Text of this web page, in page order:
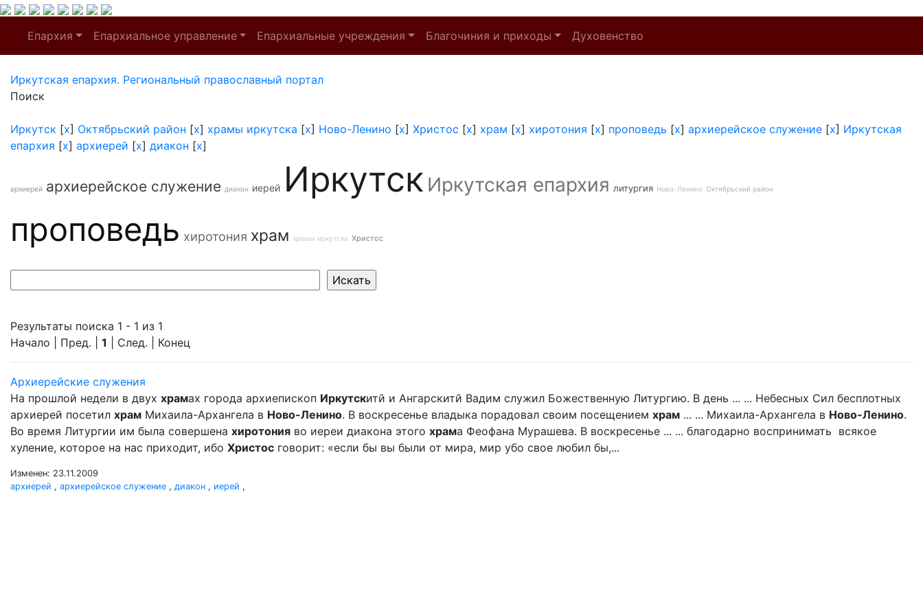
Епархия Епархиальное управление Епархиальные учреждения Благочиния и приходы Духовенство
Иркутская епархия. Региональный православный портал
Поиск
Иркутск [x] Октябрьский район [x] храмы иркутска [x] Ново-Ленино [x] Христос [x] храм [x] хиротония [x] проповедь [x] архиерейское служение [x] Иркутская
епархия [x] архиерей [x] диакон [x]
архиерей архиерейское служение диакон иерей Иркутск Иркутская епархия литургия Ново-Ленино Октябрьский район
проповедь хиротония храм храмы иркутска Христос
Результаты поиска 1 - 1 из 1
Начало | Пред. | 1 | След. | Конец
Архиерейские служения
На прошлой недели в двух храмах города архиепископ Иркутскитй и Ангарскитй Вадим служил Божественную Литургию. В день ... ... Небесных Сил бесплотных
архиерей посетил храм Михаила-Архангела в Ново-Ленино. В воскресенье владыка порадовал своим посещением храм ... ... Михаила-Архангела в Ново-Ленино.
Во время Литургии им была совершена хиротония во иереи диакона этого храма Феофана Мурашева. В воскресенье ... ... благодарно воспринимать всякое
хуление, которое на нас приходит, ибо Христос говорит: «если бы вы были от мира, мир убо свое любил бы,...
Изменен: 23.11.2009
архиерей , архиерейское служение , диакон , иерей ,